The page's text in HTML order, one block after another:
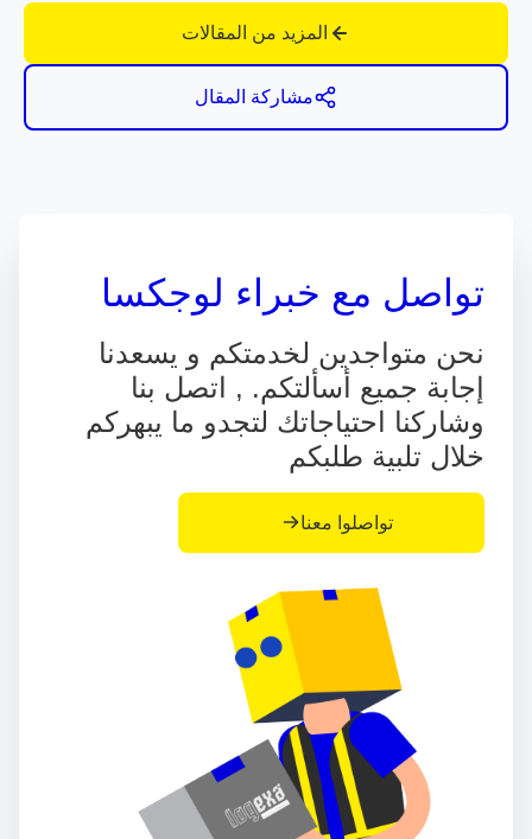
المزيد من المقالات
مشاركة المقال
تواصل مع خبراء لوجكسا
نحن متواجدين لخدمتكم و يسعدنا
إجابة جميع أسألتكم. , اتصل بنا
وشاركنا احتياجاتك لتجدو ما يبهركم
خلال تلبية طلبكم
تواصلوا معنا